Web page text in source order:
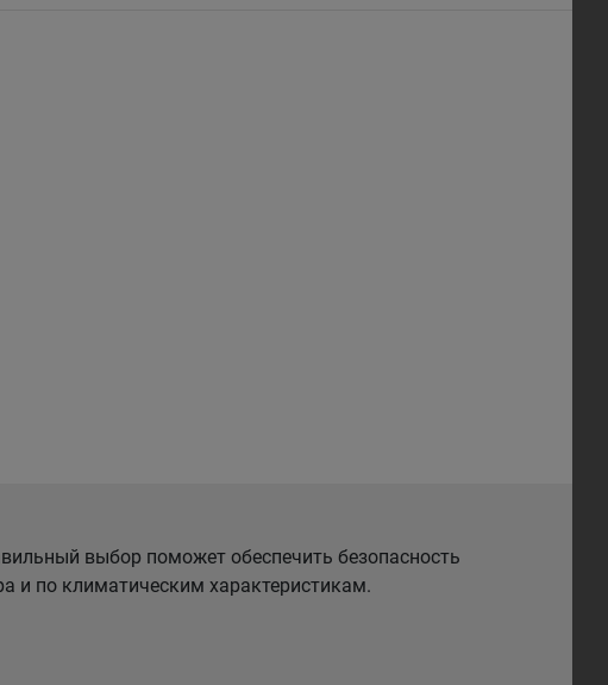
выбор поможет обеспечить безопасность
и по климатическим характеристикам.